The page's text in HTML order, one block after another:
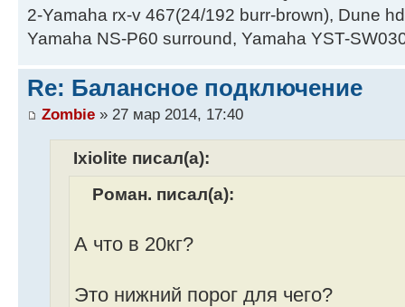
2-Yamaha rx-v 467(24/192 burr-brown), Dune
Yamaha NS-P60 surround, Yamaha YST-
Re: Балансное подключение
Zombie » 27 мар 2014, 17:40
Ixiolite писал(а):
Роман. писал(а):
А что в 20кг?
Это нижний порог для чего?